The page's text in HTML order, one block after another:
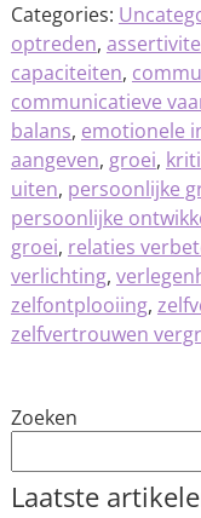
Categories:
optreden,
capaciteiten,
communicatieve
balans, emotionele
aangeven, groei,
uiten, persoonlijke
persoonlijke
groei, relaties
verlichting,
zelfontplooiing,
zelfvertrouwen
Zoeken
Laatste